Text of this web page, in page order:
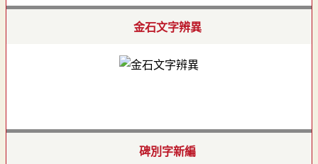
金石文字辨異
碑別字新編